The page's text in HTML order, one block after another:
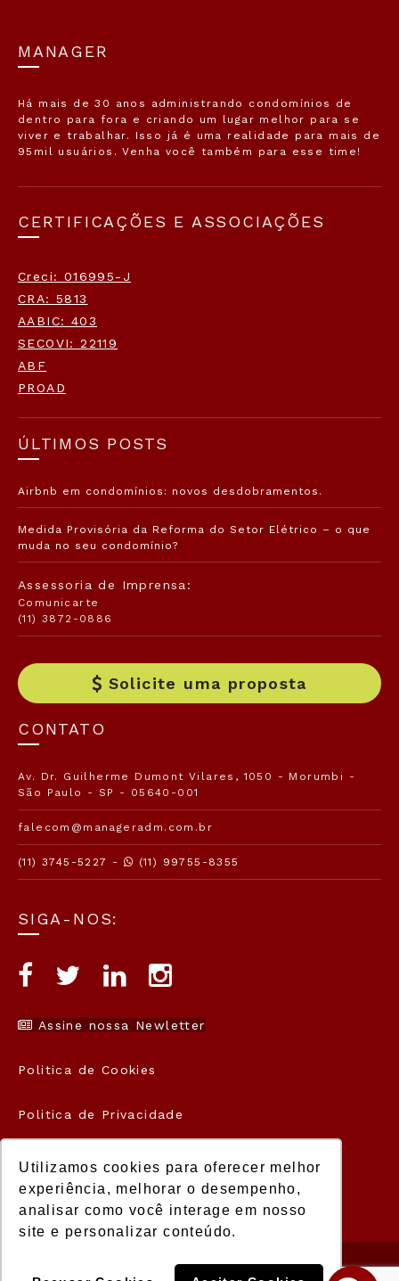
Utilizamos cookies para oferecer melhor
experiência, melhorar o desempenho,
analisar como você interage em nosso
site e personalizar conteúdo.
MANAGER
Há mais de 30 anos administrando condomínios de
dentro para fora e criando um lugar melhor para se
viver e trabalhar. Isso já é uma realidade para mais de
95mil usuários. Venha você também para esse time!
CERTIFICAÇÕES E ASSOCIAÇÕES
Creci: 016995-J
CRA: 5813
AABIC: 403
SECOVI: 22119
ABF
PROAD
ÚLTIMOS POSTS
Airbnb em condomínios: novos desdobramentos.
Medida Provisória da Reforma do Setor Elétrico – o que
muda no seu condomínio?
Assessoria de Imprensa:
Comunicarte
(11) 3872-0886
Solicite uma proposta
CONTATO
Av. Dr. Guilherme Dumont Vilares, 1050 - Morumbi -
São Paulo - SP - 05640-001
falecom@manageradm.com.br
(11) 3745-5227 - (11) 99755-8355
SIGA-NOS:
Assine nossa Newletter
Politica de Cookies
Politica de Privacidade
Termos de Uso
© 2021 Manager. Todos os direitos